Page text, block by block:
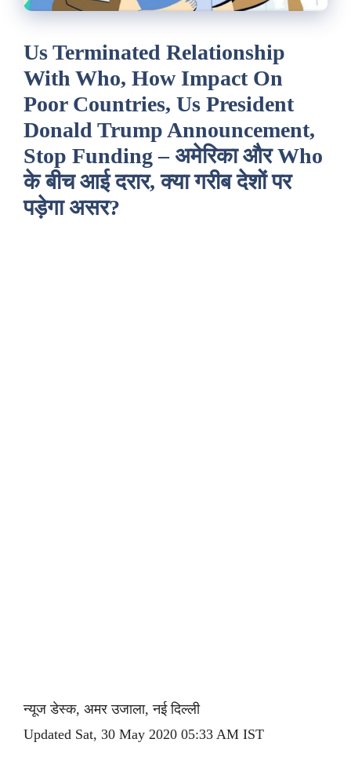
Us Terminated Relationship
With Who, How Impact On
Poor Countries, Us President
Donald Trump Announcement,
Stop Funding – अमेरिका और Who
के बीच आई दरार, क्या गरीब देशों पर
पड़ेगा असर?
न्यूज डेस्क, अमर उजाला, नई दिल्ली
Updated Sat, 30 May 2020 05:33 AM IST